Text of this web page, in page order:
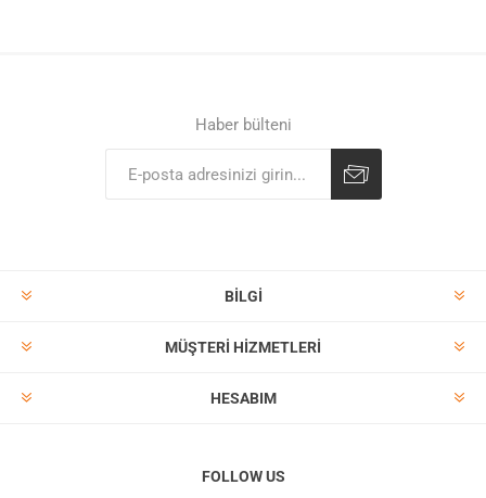
Haber bülteni
BILGI
MÜŞTERI HIZMETLERI
HESABIM
FOLLOW US